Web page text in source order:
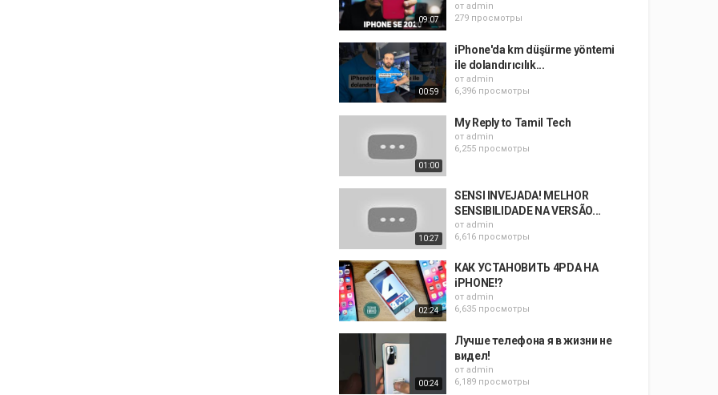
09:07
от admin
279 просмотры
00:59
iPhone'da km düşürme yöntemi
ile dolandırıcılık...
от admin
6,396 просмотры
01:00
My Reply to Tamil Tech
от admin
6,255 просмотры
10:27
SENSI INVEJADA! MELHOR
SENSIBILIDADE NA VERSÃO...
от admin
6,616 просмотры
02:24
КАК УСТАНОВИТЬ 4PDA НА
iPHONE!?
от admin
6,635 просмотры
00:24
Лучше телефона я в жизни не
видел!
от admin
6,189 просмотры